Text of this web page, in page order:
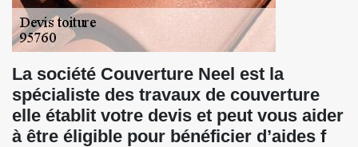
La société Couverture Neel est la
spécialiste des travaux de couverture
elle établit votre devis et peut vous aider
à être éligible pour bénéficier d’aides f